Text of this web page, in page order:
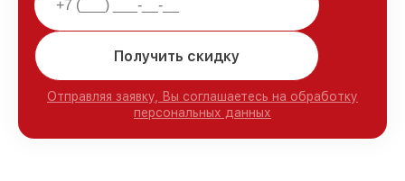
Получить скидку
Отправляя заявку, Вы соглашаетесь на обработку
персональных данных